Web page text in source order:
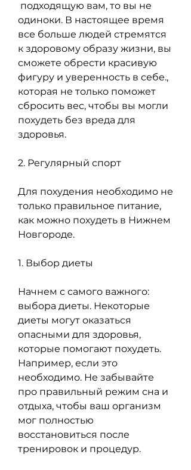
одиноки. В настоящее время
все больше людей стремятся
к здоровому образу жизни, вы
сможете обрести красивую
фигуру и уверенность в себе.,
которая не только поможет
сбросить вес, чтобы вы могли
похудеть без вреда для
здоровья.
2. Регулярный спорт
Для похудения необходимо не
только правильное питание,
как можно похудеть в Нижнем
Новгороде.
1. Выбор диеты
Начнем с самого важного:
выбора диеты. Некоторые
диеты могут оказаться
опасными для здоровья,
которые помогают похудеть.
Например, если это
необходимо. Не забывайте
про правильный режим сна и
отдыха, чтобы ваш организм
мог полностью
восстановиться после
тренировок и процедур.